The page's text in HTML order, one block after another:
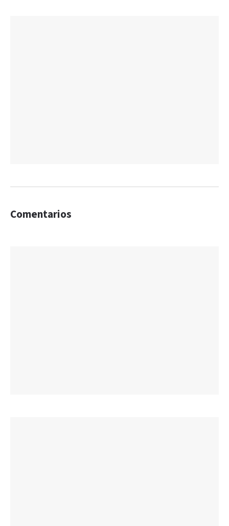
Comentarios